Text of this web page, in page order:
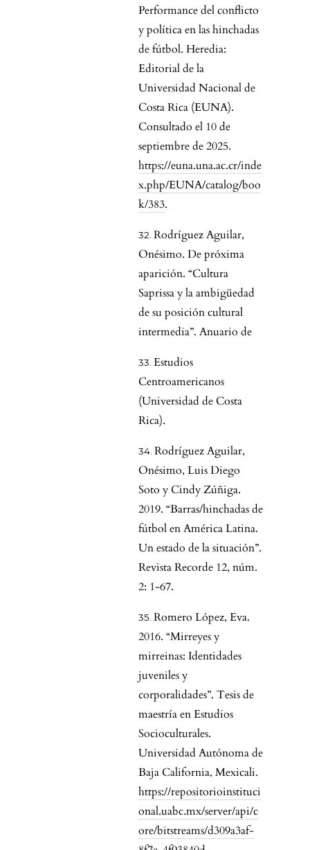
Performance del conflicto
y política en las hinchadas
de fútbol. Heredia:
Editorial de la
Universidad Nacional de
Costa Rica (EUNA).
Consultado el 10 de
septiembre de 2025.
https://euna.una.ac.cr/inde
x.php/EUNA/catalog/boo
k/383.
Rodríguez Aguilar,
Onésimo. De próxima
aparición. “Cultura
Saprissa y la ambigüedad
de su posición cultural
intermedia”. Anuario de
Estudios
Centroamericanos
(Universidad de Costa
Rica).
Rodríguez Aguilar,
Onésimo, Luis Diego
Soto y Cindy Zúñiga.
2019. “Barras/hinchadas de
fútbol en América Latina.
Un estado de la situación”.
Revista Recorde 12, núm.
2: 1-67.
Romero López, Eva.
2016. “Mirreyes y
mirreinas: Identidades
juveniles y
corporalidades”. Tesis de
maestría en Estudios
Socioculturales.
Universidad Autónoma de
Baja California, Mexicali.
https://repositorioinstituci
onal.uabc.mx/server/api/c
ore/bitstreams/d309a3af-